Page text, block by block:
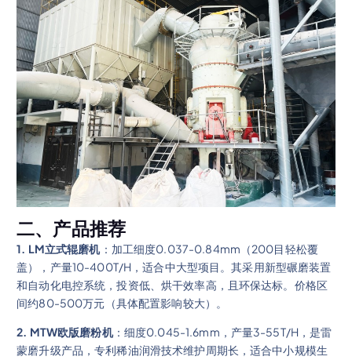
二、产品推荐
1. LM立式辊磨机：加工细度0.037-0.84mm（200目轻松覆
盖），产量10-400T/H，适合中大型项目。其采用新型碾磨装置
和自动化电控系统，投资低、烘干效率高，且环保达标。价格区
间约80-500万元（具体配置影响较大）。
2. MTW欧版磨粉机：细度0.045-1.6mm，产量3-55T/H，是雷
蒙磨升级产品，专利稀油润滑技术维护周期长，适合中小规模生